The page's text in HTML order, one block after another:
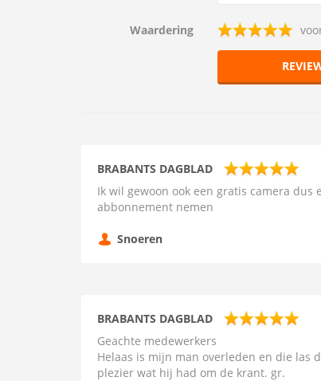
Waardering
BRABANTS DAGBLAD
Ik wil gewoon ook een gratis camera
abbonnement nemen
Snoeren
BRABANTS DAGBLAD
Geachte medewerkers
Helaas is mijn man overleden en die las
plezier wat hij had om de krant. gr.